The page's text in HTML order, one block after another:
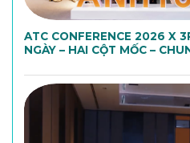
ATC CONFERENCE 2026 X
NGÀY – HAI CỘT MỐC –